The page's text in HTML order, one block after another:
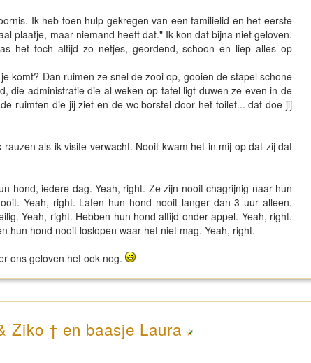
Ik heb toen hulp gekregen van een familielid en het eerste
plaatje, maar niemand heeft dat." Ik kon dat bijna niet geloven.
het toch altijd zo netjes, geordend, schoon en liep alles op
komt? Dan ruimen ze snel de zooi op, gooien de stapel schone
die administratie die al weken op tafel ligt duwen ze even in de
ruimten die jij ziet en de wc borstel door het toilet... dat doe jij
als ik visite verwacht. Nooit kwam het in mij op dat zij dat
hond, iedere dag. Yeah, right. Ze zijn nooit chagrijnig naar hun
Yeah, right. Laten hun hond nooit langer dan 3 uur alleen.
Yeah, right. Hebben hun hond altijd onder appel. Yeah, right.
hun hond nooit loslopen waar het niet mag. Yeah, right.
ons geloven het ook nog.
Ziko † en baasje Laura